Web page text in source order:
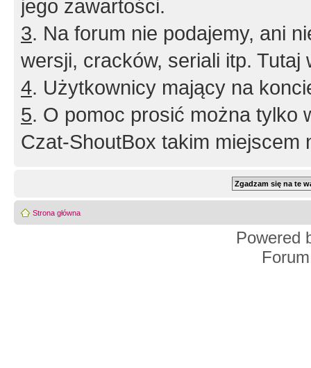
jego zawartości.
3. Na forum nie podajemy, ani
wersji, cracków, seriali itp. Tutaj
4. Użytkownicy mający na
5. O pomoc prosić można tylko
Czat-ShoutBox takim miejscem
Strona główna
Powered